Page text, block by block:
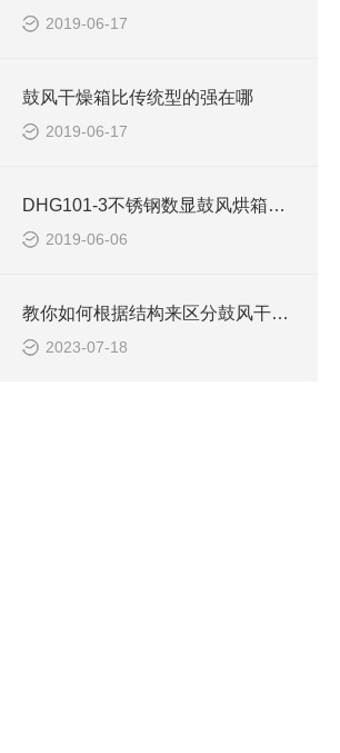
2019-06-17
鼓风干燥箱比传统型的强在哪
2019-06-17
DHG101-3不锈钢数显鼓风烘箱使用注意事项
2019-06-06
教你如何根据结构来区分鼓风干燥箱
2023-07-18